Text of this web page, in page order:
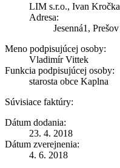
LIM s.r.o., Ivan Kročka
Adresa:
Jesenná1, Prešov
Meno podpisujúcej osoby:
Vladimír Vittek
Funkcia podpisujúcej osoby:
starosta obce Kaplna
Súvisiace faktúry:
Dátum dodania:
23. 4. 2018
Dátum zverejnenia:
4. 6. 2018